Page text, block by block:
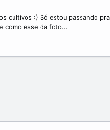
cultivos :) Só estou passando
como esse da foto...